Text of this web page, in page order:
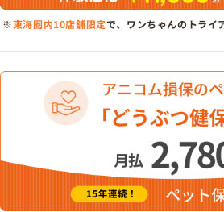
※東海圏内10店舗限定で、ワンちゃんのトライ